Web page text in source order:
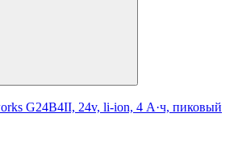
G24B4II, 24v, li-ion, 4 А·ч, пиковый